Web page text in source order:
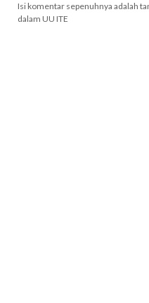
Isi komentar sepenuhnya adalah
dalam UU ITE